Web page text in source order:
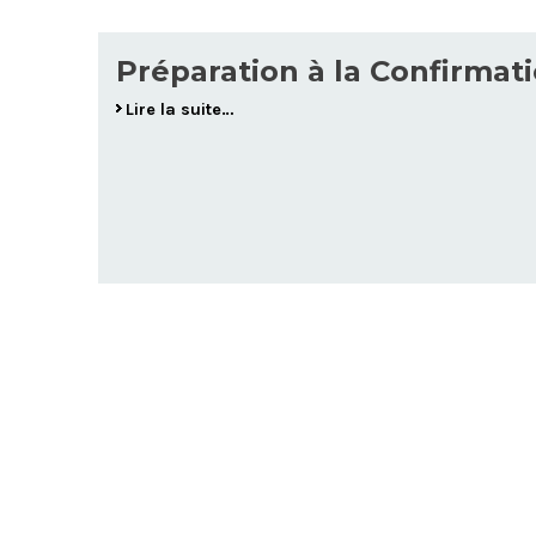
Préparation à la
Lire la suite…